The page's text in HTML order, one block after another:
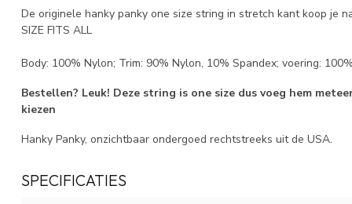
De originele hanky panky one size string in stretch kant koop je
SIZE FITS ALL
Body: 100% Nylon; Trim: 90% Nylon, 10% Spandex; voering:
Bestellen? Leuk! Deze string is one size dus voeg hem
kiezen
Hanky Panky, onzichtbaar ondergoed rechtstreeks uit de USA.
SPECIFICATIES